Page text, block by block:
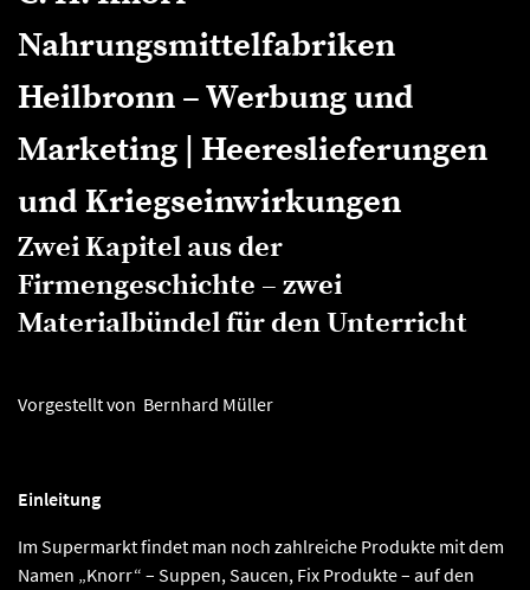
Nahrungsmittelfabriken
Heilbronn – Werbung und
Marketing | Heereslieferungen
und Kriegseinwirkungen
Zwei Kapitel aus der
Firmengeschichte – zwei
Materialbündel für den Unterricht
Vorgestellt von Bernhard Müller
Einleitung
Im Supermarkt findet man noch zahlreiche Produkte mit dem
Namen „Knorr“ – Suppen, Saucen, Fix Produkte – auf den